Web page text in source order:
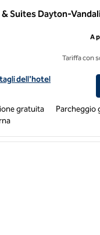
& Suites Dayton-
dell'hotel Hampton Inn
dell'hotel
A
Tariffa con
gratuita
Parcheggio